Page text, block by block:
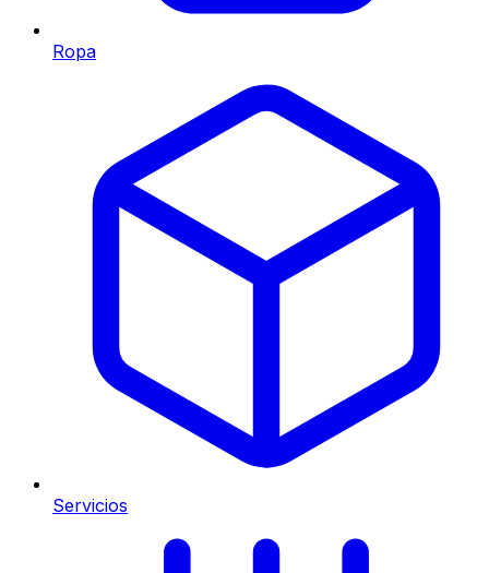
Ropa
Servicios